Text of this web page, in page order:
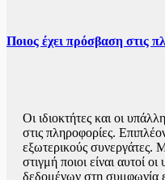
Ποιος έχει πρόσβαση στις
Οι ιδιοκτήτες και οι
στις πληροφορίες.
εξωτερικούς συνεργάτες.
στιγμή ποιοι είναι αυτοί
δεδομένων στη συμφωνία